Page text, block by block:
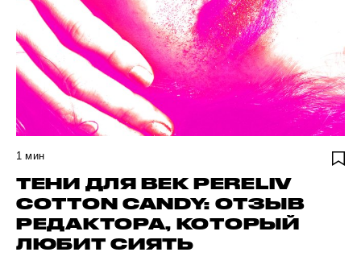
1 мин
ТЕНИ ДЛЯ ВЕК PERELIV
COTTON CANDY: ОТЗЫВ
РЕДАКТОРА, КОТОРЫЙ
ЛЮБИТ СИЯТЬ